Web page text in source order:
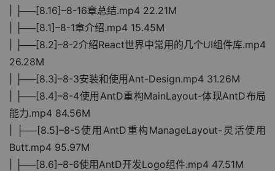
| ├──[8.16]–8-16章总结.mp4 22.21M
| ├──[8.1]–8-1章介绍.mp4 15.45M
| ├──[8.2]–8-2介绍React世界中常用的几个UI组件库.mp4
26.28M
| ├──[8.3]–8-3安装和使用Ant-Design.mp4 31.26M
| ├──[8.4]–8-4使用AntD重构MainLayout-体现AntD布局
能力.mp4 84.56M
| ├──[8.5]–8-5使用AntD重构ManageLayout-灵活使用
Butt.mp4 95.97M
| ├──[8.6]–8-6使用AntD开发Logo组件.mp4 47.51M